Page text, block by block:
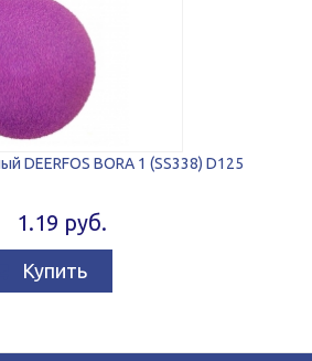
DEERFOS BORA 1 (SS338) D125
1.19 руб.
Купить